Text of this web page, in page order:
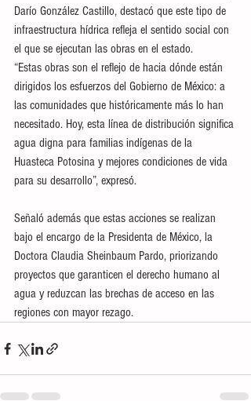
Darío González Castillo, destacó que este tipo de
infraestructura hídrica refleja el sentido social con
el que se ejecutan las obras en el estado.
“Estas obras son el reflejo de hacia dónde están
dirigidos los esfuerzos del Gobierno de México: a
las comunidades que históricamente más lo han
necesitado. Hoy, esta línea de distribución significa
agua digna para familias indígenas de la
Huasteca Potosina y mejores condiciones de vida
para su desarrollo”, expresó.
Señaló además que estas acciones se realizan
bajo el encargo de la Presidenta de México, la
Doctora Claudia Sheinbaum Pardo, priorizando
proyectos que garanticen el derecho humano al
agua y reduzcan las brechas de acceso en las
regiones con mayor rezago.